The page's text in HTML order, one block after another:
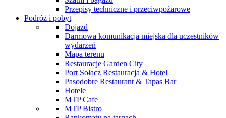
Przepisy techniczne i przeciwpożarowe
Podróż i pobyt
Dojazd
Darmowa komunikacja miejska dla uczestników
wydarzeń
Mapa terenu
Restauracje Garden City
Port Sołacz Restauracja & Hotel
Pasodobre Restaurant & Tapas Bar
Hotele
MTP Cafe
MTP Bistro